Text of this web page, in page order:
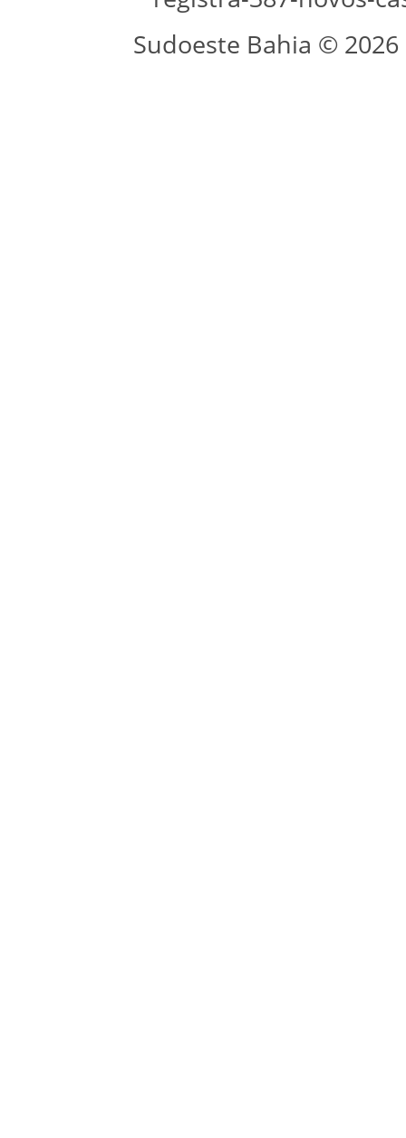
Sudoeste Bahia ©